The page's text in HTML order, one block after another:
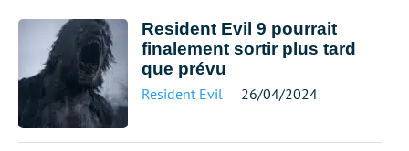
Resident Evil 9 pourrait
finalement sortir plus tard
que prévu
Resident Evil 26/04/2024